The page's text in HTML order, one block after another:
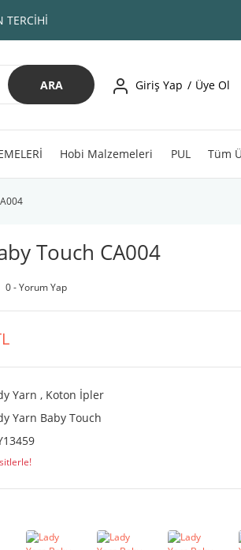
TERCİHİ
ARA Giriş Yap Üye Ol
Hobi Malzemeleri PUL Tüm
Touch CA004
0 - Yorum Yap
Yarn , Koton İpler
Yarn Baby Touch